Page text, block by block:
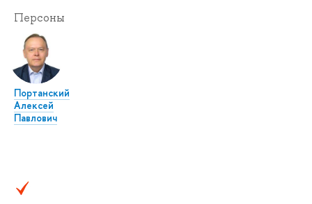
Персоны
Портанский
Алексей
Павлович